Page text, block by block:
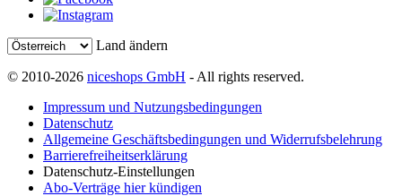
Land ändern
© 2010-2026 niceshops GmbH - All rights reserved.
Impressum und Nutzungsbedingungen
Datenschutz
Allgemeine Geschäftsbedingungen und Widerrufsbelehrung
Barrierefreiheitserklärung
Datenschutz-Einstellungen
Abo-Verträge hier kündigen